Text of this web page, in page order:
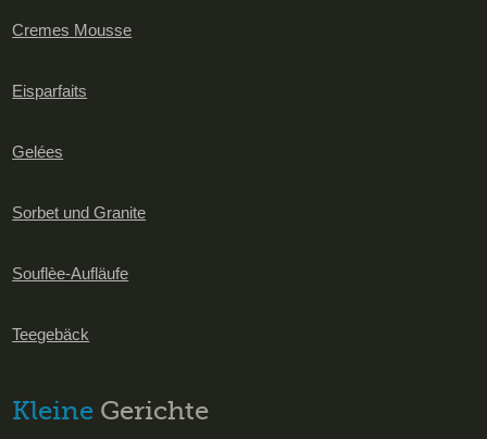
Cremes Mousse
Eisparfaits
Gelées
Sorbet und Granite
Souflèe-Aufläufe
Teegebäck
Kleine Gerichte